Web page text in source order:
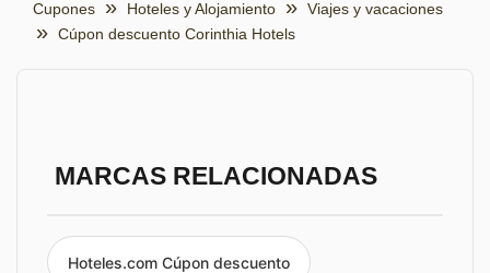
Cupones Hoteles y Alojamiento
Viajes y vacaciones
Cúpon descuento Corinthia Hotels
MARCAS RELACIONADAS
Hoteles.com Cúpon descuento